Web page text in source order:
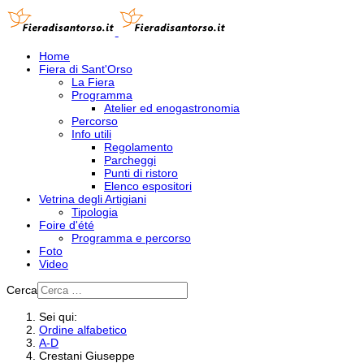
Home
Fiera di Sant'Orso
La Fiera
Programma
Atelier ed enogastronomia
Percorso
Info utili
Regolamento
Parcheggi
Punti di ristoro
Elenco espositori
Vetrina degli Artigiani
Tipologia
Foire d'été
Programma e percorso
Foto
Video
Cerca
Sei qui:
Ordine alfabetico
A-D
Crestani Giuseppe